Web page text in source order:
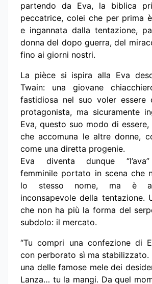
partendo da Eva, la biblica
peccatrice, colei che per prima
e ingannata dalla tentazione,
donna del dopo guerra, del
fino ai giorni nostri.
La pièce si ispira alla Eva
Twain: una giovane
fastidiosa nel suo voler essere
protagonista, ma sicuramente
Eva, questo suo modo di
che accomuna le altre donne,
come una diretta progenie.
Eva diventa dunque “l’ava”
femminile portato in scena che
lo stesso nome, ma è
inconsapevole della tentazione.
che non ha più la forma del
subdolo: il mercato.
“Tu compri una confezione di
con perborato sì ma
una delle famose mele dei
Lanza… tu la mangi. Da quel